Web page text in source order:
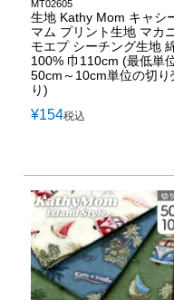
MT02605
生地 Kathy Mom キャシ
マム プリント生地 マカ
モエプ シーチング生地
100% 巾110cm (最低単
50cm～10cm単位の切り
り)
¥154税込